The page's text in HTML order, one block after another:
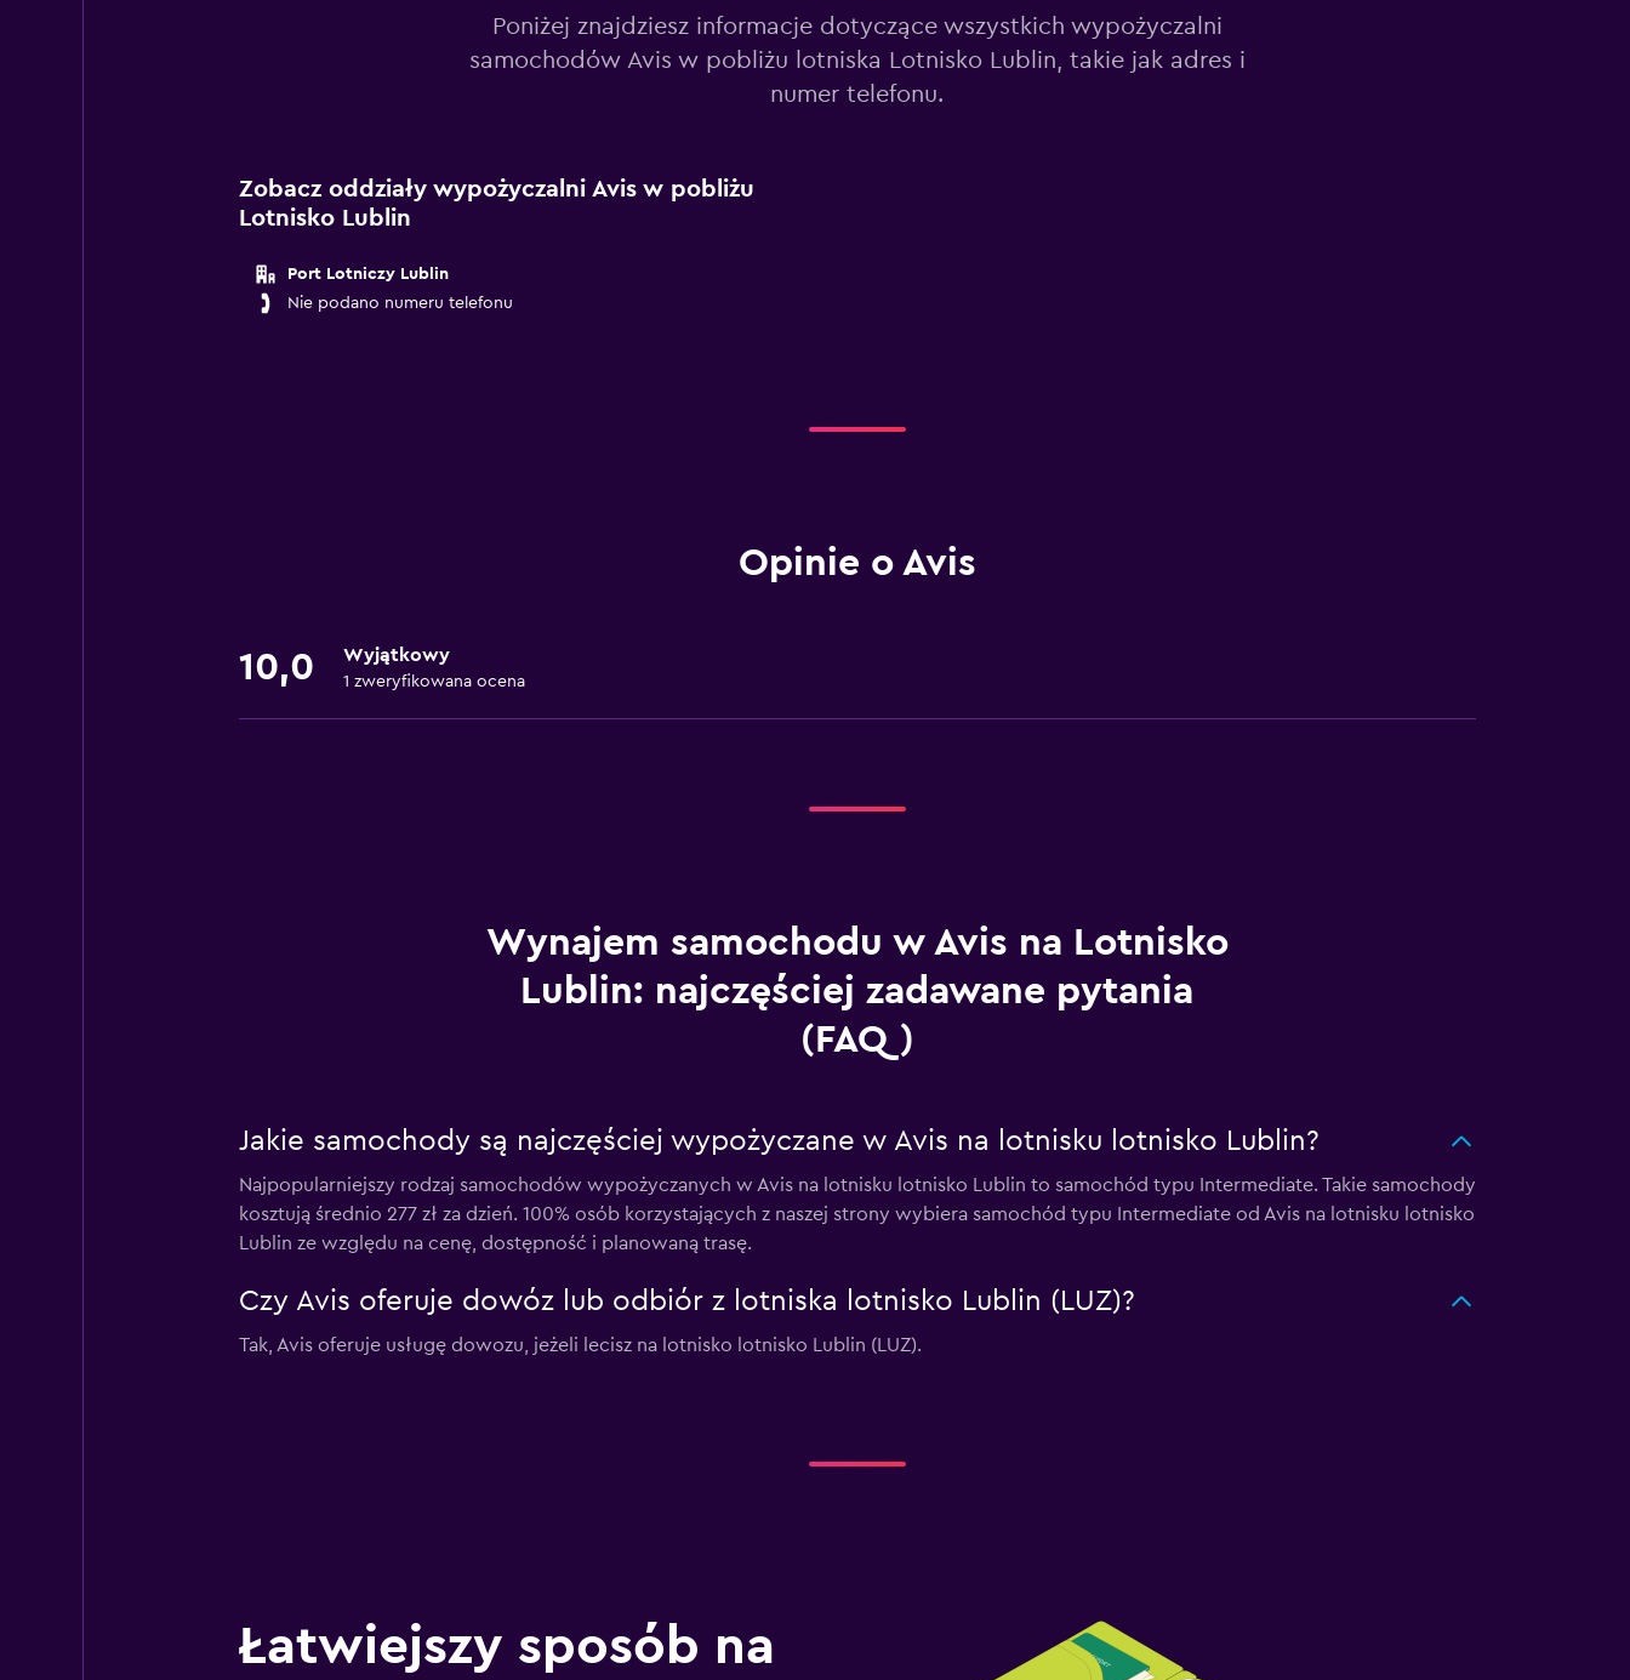
Poniżej znajdziesz informacje dotyczące wszystkich wypożyczalni
samochodów Avis w pobliżu lotniska Lotnisko Lublin, takie jak adres i
numer telefonu.
Zobacz oddziały wypożyczalni Avis w pobliżu
Lotnisko Lublin
Port Lotniczy Lublin
Nie podano numeru telefonu
Opinie o Avis
10,0 Wyjątkowy
1 zweryfikowana ocena
Wynajem samochodu w Avis na Lotnisko
Lublin: najczęściej zadawane pytania
(FAQ)
Jakie samochody są najczęściej wypożyczane w Avis na lotnisku lotnisko Lublin?
Najpopularniejszy rodzaj samochodów wypożyczanych w Avis na lotnisku lotnisko Lublin to samochód typu Intermediate. Takie samochody
kosztują średnio 277 zł za dzień. 100% osób korzystających z naszej strony wybiera samochód typu Intermediate od Avis na lotnisku lotnisko
Lublin ze względu na cenę, dostępność i planowaną trasę.
Czy Avis oferuje dowóz lub odbiór z lotniska lotnisko Lublin (LUZ)?
Tak, Avis oferuje usługę dowozu, jeżeli lecisz na lotnisko lotnisko Lublin (LUZ).
Łatwiejszy sposób na